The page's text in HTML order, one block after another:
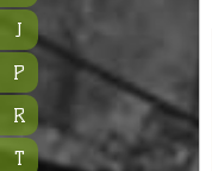
J
P
R
T